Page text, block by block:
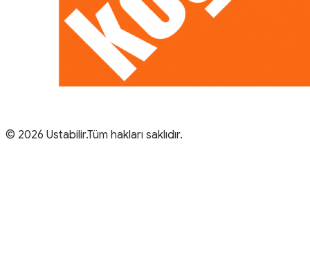
© 2026 Ustabilir.Tüm hakları saklıdır.